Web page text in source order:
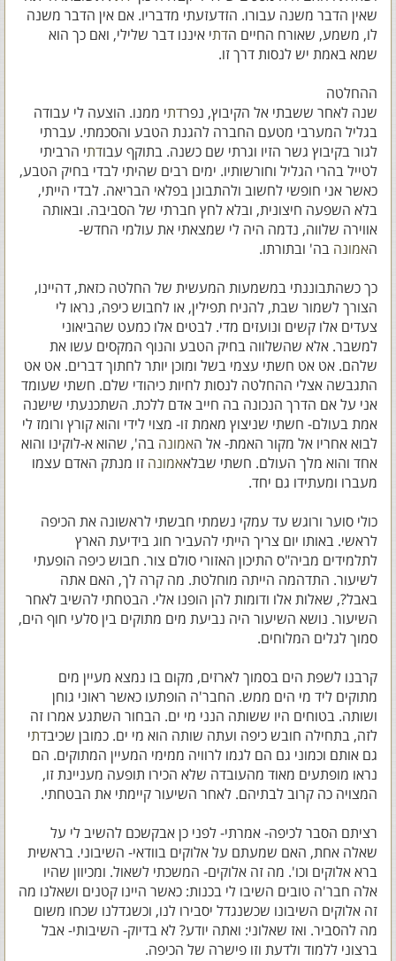
שאין הדבר משנה עבורו. הזדעזעתי מדבריו. אם אין הדבר משנה
לו, משמע, שאורח החיים הדתי איננו דבר שלילי, ואם כך הוא
שמא באמת יש לנסות דרך זו.
ההחלטה
שנה לאחר ששבתי אל הקיבוץ, נפרדתי ממנו. הוצעה לי עבודה
בגליל המערבי מטעם החברה להגנת הטבע והסכמתי. עברתי
לגור בקיבוץ גשר הזיו וגרתי שם כשנה. בתוקף עבודתי הרביתי
לטייל בהרי הגליל וחורשותיו. ימים רבים שהיתי לבדי בחיק הטבע,
כאשר אני חופשי לחשוב ולהתבונן בפלאי הבריאה. לבדי הייתי,
בלא השפעה חיצונית, ובלא לחץ חברתי של הסביבה. ובאותה
אווירה שלווה, נדמה היה לי שמצאתי את עולמי החדש-
האמונה בה' ובתורתו.
כך כשהתבוננתי במשמעות המעשית של החלטה כזאת, דהיינו,
הצורך לשמור שבת, להניח תפילין, או לחבוש כיפה, נראו לי
צעדים אלו קשים ונועזים מדי. לבטים אלו כמעט שהביאוני
למשבר. אלא שהשלווה בחיק הטבע והנוף המקסים עשו את
שלהם. אט אט חשתי עצמי בשל ומוכן יותר לחתוך דברים. אט אט
התגבשה אצלי ההחלטה לנסות לחיות כיהודי שלם. חשתי שעומד
אני על אם הדרך הנכונה בה חייב אדם ללכת. השתכנעתי שישנה
אמת בעולם- חשתי שניצוץ מאמת זו- מצוי לידי והוא קורץ ורומז לי
לבוא אחריו אל מקור האמת- אל האמונה בה', שהוא א-לוקינו והוא
אחד והוא מלך העולם. חשתי שבלאאמונה זו מנתק האדם עצמו
מעברו ומעתידו גם יחד.
כולי סוער ורוגש עד עמקי נשמתי חבשתי לראשונה את הכיפה
לראשי. באותו יום צריך הייתי להעביר חוג בידיעת הארץ
לתלמידים מביה"ס התיכון האזורי סולם צור. חבוש כיפה הופעתי
לשיעור. התדהמה הייתה מוחלטת. מה קרה לך, האם אתה
באבל?, שאלות אלו ודומות להן הופנו אלי. הבטחתי להשיב לאחר
השיעור. נושא השיעור היה נביעת מים מתוקים בין סלעי חוף הים,
סמוך לגלים המלוחים.
קרבנו לשפת הים בסמוך לארזים, מקום בו נמצא מעיין מים
מתוקים ליד מי הים ממש. החבר'ה הופתעו כאשר ראוני גוחן
ושותה. בטוחים היו ששותה הנני מי ים. הבחור השתגע אמרו זה
לזה, בתחילה חובש כיפה ועתה שותה הוא מי ים. כמובן שכיבדתי
גם אותם וכמוני גם הם לגמו לרוויה ממימי המעיין המתוקים. הם
נראו מופתעים מאוד מהעובדה שלא הכירו תופעה מעניינת זו,
המצויה כה קרוב לבתיהם. לאחר השיעור קיימתי את הבטחתי.
רציתם הסבר לכיפה- אמרתי- לפני כן אבקשכם להשיב לי על
שאלה אחת, האם שמעתם על אלוקים בוודאי- השיבוני. בראשית
ברא אלוקים וכו'. מה זה אלוקים- המשכתי לשאול. ומכיוון שהיו
אלה חבר'ה טובים השיבו לי בכנות: כאשר היינו קטנים ושאלנו מה
זה אלוקים השיבונו שכשנגדל יסבירו לנו, וכשגדלנו שכחו משום
מה להסביר. ואז שאלוני: ואתה יודע? לא בדיוק- השיבותי- אבל
ברצוני ללמוד ולדעת וזו פישרה של הכיפה.